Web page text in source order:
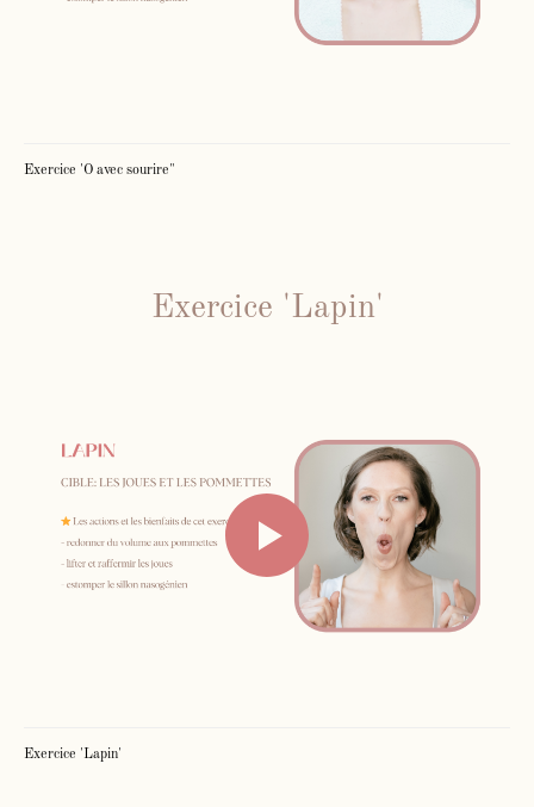
Exercice 'O avec sourire"
Exercice 'Lapin'
Exercice 'Lapin'